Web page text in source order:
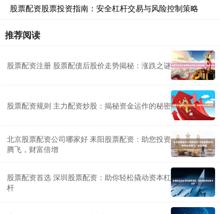
股票配资股票投资指南：安全杠杆交易与风险控制策略
推荐阅读
股票配资注册 股票配债后股价走势揭秘：涨跌之谜
股票配资规则 主力配资炒股：揭秘资金运作的秘密
北京股票配资公司哪家好 耒阳股票配资：助您投资
腾飞，财富倍增
股票配资首选 深圳股票配资：助你轻松撬动资本杠
杆